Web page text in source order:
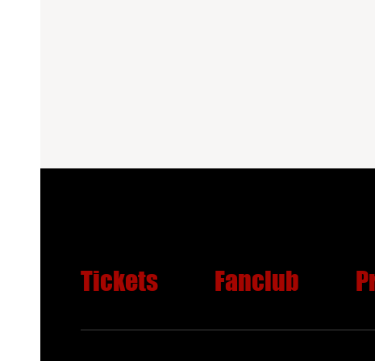
zu
einer
Tickets Fanclub